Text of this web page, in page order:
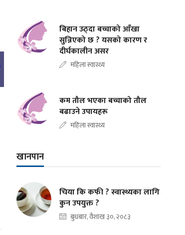
बिहान उठ्दा बच्चाको आँखा
सुन्निएको छ ? यसको कारण र
दीर्घकालीन असर
महिला स्वास्थ्य
कम तौल भएका बच्चाको तौल
बढाउने उपायहरू
महिला स्वास्थ्य
खानपान
चिया कि कफी ? स्वास्थ्यका लागि
कुन उपयुक्त ?
बुधबार, वैशाख ३०, २०८३